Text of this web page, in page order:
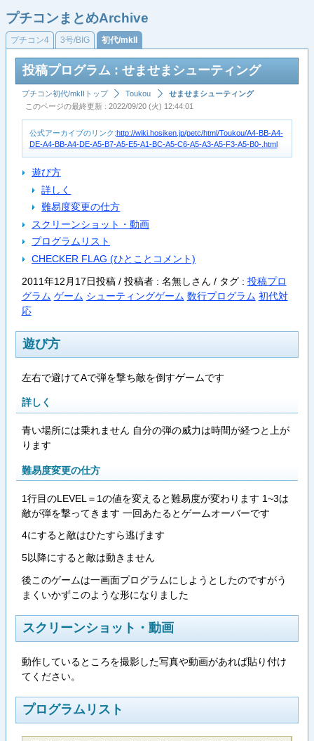
プチコンまとめArchive
プチコン4 3号/BIG 初代/mkII
投稿プログラム : せませまシューティング
プチコン初代/mkIIトップ Toukou
せませまシューティング
このページの最終更新 : 2022/09/20 (火) 12:44:01
公式アーカイブのリンク:http://wiki.hosiken.jp/petc/html/Toukou/A4-BB-A4-
DE-A4-BB-A4-DE-A5-B7-A5-E5-A1-BC-A5-C6-A5-A3-A5-F3-A5-B0-.html
遊び方
詳しく
難易度変更の仕方
スクリーンショット・動画
プログラムリスト
CHECKER FLAG (ひとことコメント)
2011年12月17日投稿 / 投稿者 : 名無しさん / タグ : 投稿プロ
グラム ゲーム シューティングゲーム 数行プログラム 初代対
応
遊び方
左右で避けてAで弾を撃ち敵を倒すゲームです
詳しく
青い場所には乗れません 自分の弾の威力は時間が経つと上が
ります
難易度変更の仕方
1行目のLEVEL＝1の値を変えると難易度が変わります 1~3は
敵が弾を撃ってきます 一回あたるとゲームオーバーです
4にすると敵はひたすら逃げます
5以降にすると敵は動きません
後このゲームは一画面プログラムにしようとしたのですがう
まくいかずこのような形になりました
スクリーンショット・動画
動作しているところを撮影した写真や動画があれば貼り付け
てください。
プログラムリスト